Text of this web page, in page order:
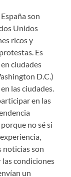
son
Unidos
ricos y
Es
ciudades
D.C.)
las ciudades.
en las
no sé si
noticias son
condiciones
un